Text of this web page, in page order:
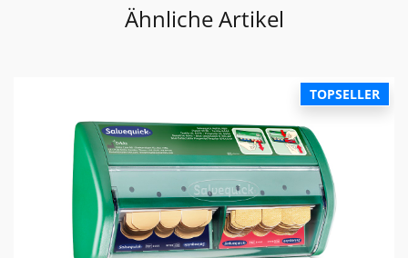
Ähnliche Artikel
TOPSELLER